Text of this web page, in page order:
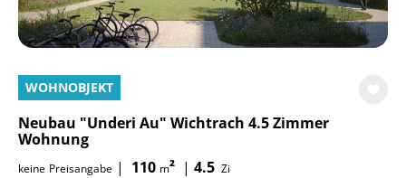
WOHNOBJEKT
Neubau "Underi Au" Wichtrach 4.5 Zimmer
Wohnung
keine Preisangabe | 110 m² | 4.5 Zi